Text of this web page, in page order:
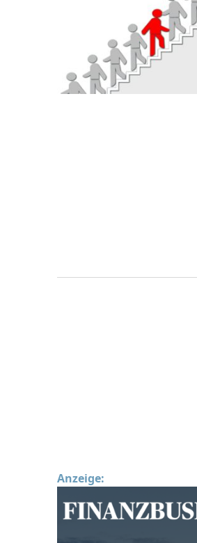
Anzeige: